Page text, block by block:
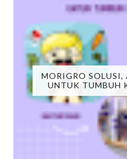
MORIGRO
UNTUK TUMBUH